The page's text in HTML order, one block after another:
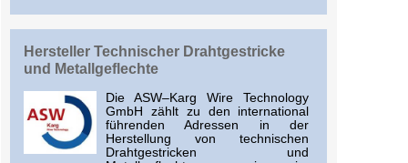
Hersteller Technischer Drahtgestricke
und Metallgeflechte
Die ASW–Karg Wire Technology
GmbH zählt zu den international
führenden Adressen in der
Herstellung von technischen
Drahtgestricken und